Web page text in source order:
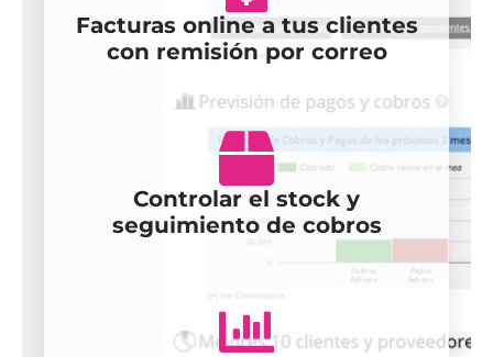
Facturas online a tus clientes
con remisión por correo
Controlar el stock y
seguimiento de cobros